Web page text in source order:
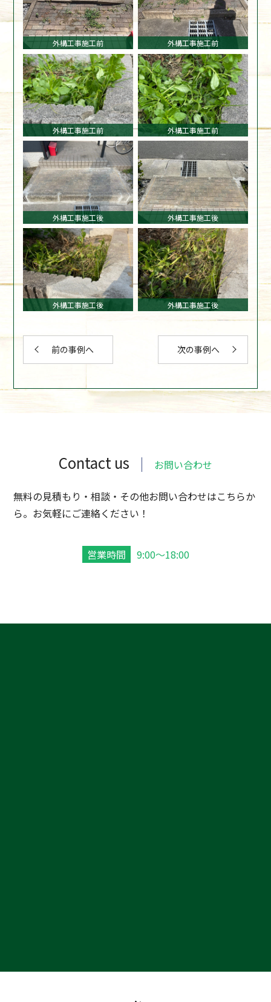
外構工事施工前 外構工事施工前
外構工事施工前 外構工事施工前
外構工事施工後 外構工事施工後
外構工事施工後 外構工事施工後
前の事例へ 次の事例へ
Contact us お問い合わせ
無料の見積もり・相談・その他お問い合わせはこちらか
ら。お気軽にご連絡ください！
営業時間 9:00～18:00